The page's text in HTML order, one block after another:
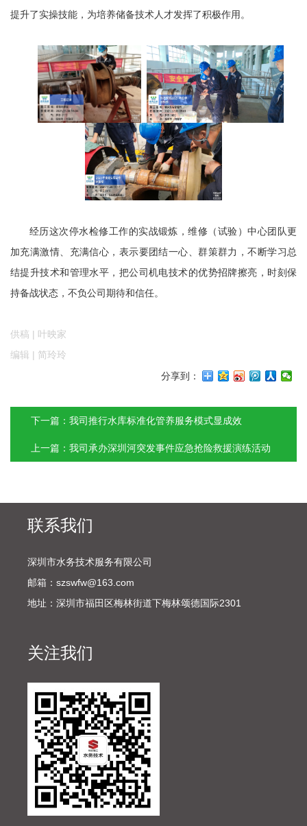
提升了实操技能，为培养储备技术人才发挥了积极作用。
经历这次停水检修工作的实战锻炼，维修（试验）中心团队更
加充满激情、充满信心，表示要团结一心、群策群力，不断学习总
结提升技术和管理水平，把公司机电技术的优势招牌擦亮，时刻保
持备战状态，不负公司期待和信任。
供稿 | 叶映家
编辑 | 简玲玲
分享到：
下一篇：我司推行水库标准化管养服务模式显成效
上一篇：我司承办深圳河突发事件应急抢险救援演练活动
联系我们
深圳市水务技术服务有限公司
邮箱：szswfw@163.com
地址：深圳市福田区梅林街道下梅林颂德国际2301
关注我们